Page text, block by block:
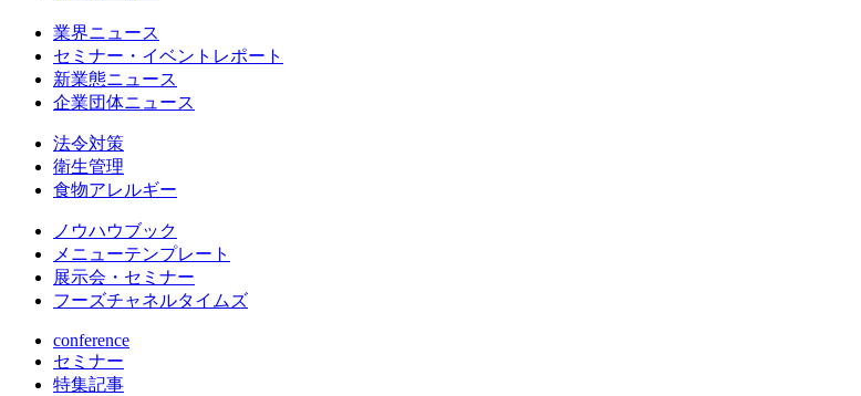
業界ニュース
セミナー・イベントレポート
新業態ニュース
企業団体ニュース
法令対策
衛生管理
食物アレルギー
ノウハウブック
メニューテンプレート
展示会・セミナー
フーズチャネルタイムズ
conference
セミナー
特集記事